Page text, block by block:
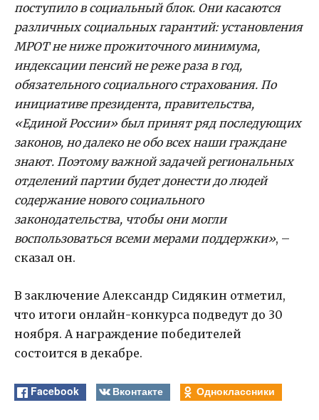
поступило в социальный блок. Они касаются
различных социальных гарантий: установления
МРОТ не ниже прожиточного минимума,
индексации пенсий не реже раза в год,
обязательного социального страхования. По
инициативе президента, правительства,
«Единой России» был принят ряд последующих
законов, но далеко не обо всех наши граждане
знают. Поэтому важной задачей региональных
отделений партии будет донести до людей
содержание нового социального
законодательства, чтобы они могли
воспользоваться всеми мерами поддержки», –
сказал он.
В заключение Александр Сидякин отметил,
что итоги онлайн-конкурса подведут до 30
ноября. А награждение победителей
состоится в декабре.
Facebook Вконтакте Одноклассники